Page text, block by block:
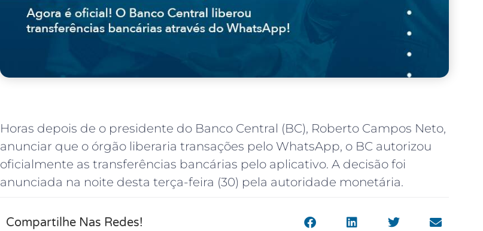
Horas depois de o presidente do Banco Central (BC), Roberto Campos Neto,
anunciar que o órgão liberaria transações pelo WhatsApp, o BC autorizou
oficialmente as transferências bancárias pelo aplicativo. A decisão foi
anunciada na noite desta terça-feira (30) pela autoridade monetária.
Compartilhe Nas Redes!